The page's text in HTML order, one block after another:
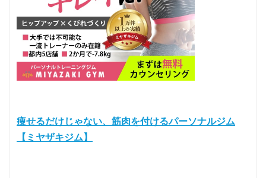
痩せるだけじゃない、筋肉を付けるパーソナルジム
【ミヤザキジム】